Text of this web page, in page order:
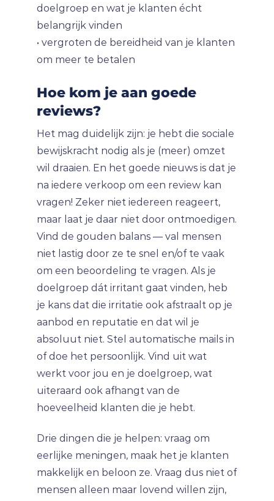
doelgroep en wat je klanten écht
belangrijk vinden
• vergroten de bereidheid van je klanten
om meer te betalen
Hoe kom je aan goede
reviews?
Het mag duidelijk zijn: je hebt die sociale
bewijskracht nodig als je (meer) omzet
wil draaien. En het goede nieuws is dat je
na iedere verkoop om een review kan
vragen! Zeker niet iedereen reageert,
maar laat je daar niet door ontmoedigen.
Vind de gouden balans — val mensen
niet lastig door ze te snel en/of te vaak
om een beoordeling te vragen. Als je
doelgroep dát irritant gaat vinden, heb
je kans dat die irritatie ook afstraalt op je
aanbod en reputatie en dat wil je
absoluut niet. Stel automatische mails in
of doe het persoonlijk. Vind uit wat
werkt voor jou en je doelgroep, wat
uiteraard ook afhangt van de
hoeveelheid klanten die je hebt.
Drie dingen die je helpen: vraag om
eerlijke meningen, maak het je klanten
makkelijk en beloon ze. Vraag dus niet of
mensen alleen maar lovend willen zijn,